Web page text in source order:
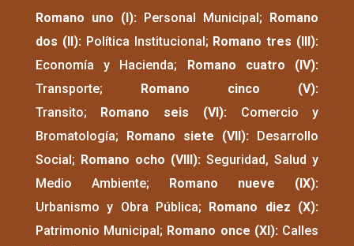
Romano uno (I):Personal Municipal; Romano
dos (II):Política Institucional; Romano tres (III):
Economía y Hacienda; Romano cuatro (IV):
Transporte; Romano cinco (V):
Transito; Romano seis (VI):Comercio y
Bromatología; Romano siete (VII): Desarrollo
Social; Romano ocho (VIII): Seguridad, Salud y
Medio Ambiente; Romano nueve (IX):
Urbanismo y Obra Pública; Romano diez (X):
Patrimonio Municipal; Romano once (XI):Calles